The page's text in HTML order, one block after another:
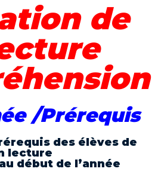
de
/Prérequis
des élèves de
lecture
au début de l’année